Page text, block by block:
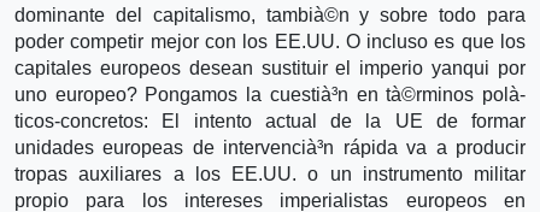
dominante del capitalismo, tambià©n y sobre todo para
poder competir mejor con los EE.UU. O incluso es que los
capitales europeos desean sustituir el imperio yanqui por
uno europeo? Pongamos la cuestià³n en tà©rminos polà­
ticos-concretos: El intento actual de la UE de formar
unidades europeas de intervencià³n rápida va a producir
tropas auxiliares a los EE.UU. o un instrumento militar
propio para los intereses imperialistas europeos en